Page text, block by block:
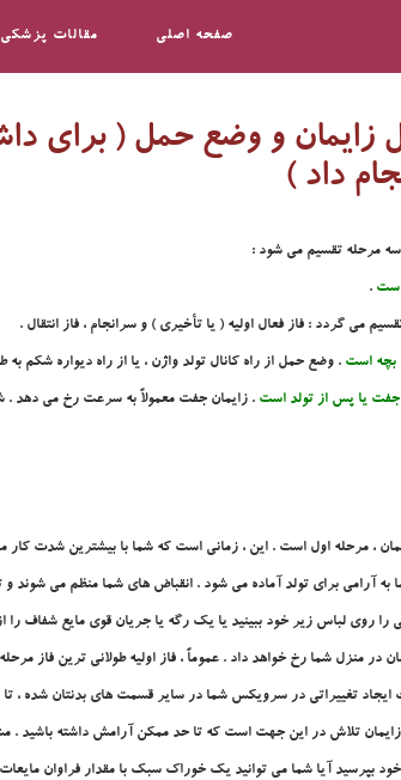
صفحه اصلی مقالات پزشکی
زايمان و وضع حمل ( براي
داد )
مرحله تقسيم مي شود :
است .
مي گردد : فاز فعال اوليه ( يا تأخيري ) و سرانجام ، فاز انتقال .
. وضع حمل از راه کانال تولد واژن ، يا از راه ديواره شکم
. زايمان جفت معمولاً به سرعت رخ مي دهد .
، مرحله اول است . اين ، زماني است که شما با بيشترين شدت
به آرامي براي تولد آماده مي شود . انقباض هاي شما منظم مي شوند
روي لباس زير خود ببينيد يا يک رگه يا جريان قوي مايع شفاف را
در منزل شما رخ خواهد داد . عموماً ، فاز اوليه طولاني ترين فاز
ايجاد تغييراتي در سرويکس شما در ساير قسمت هاي بدنتان شده ، تا
تلاش در اين جهت است که تا حد ممکن آرامش داشته باشيد .
خود بپرسيد آيا شما مي توانيد يک خوراک سبک با مقدار فراوان